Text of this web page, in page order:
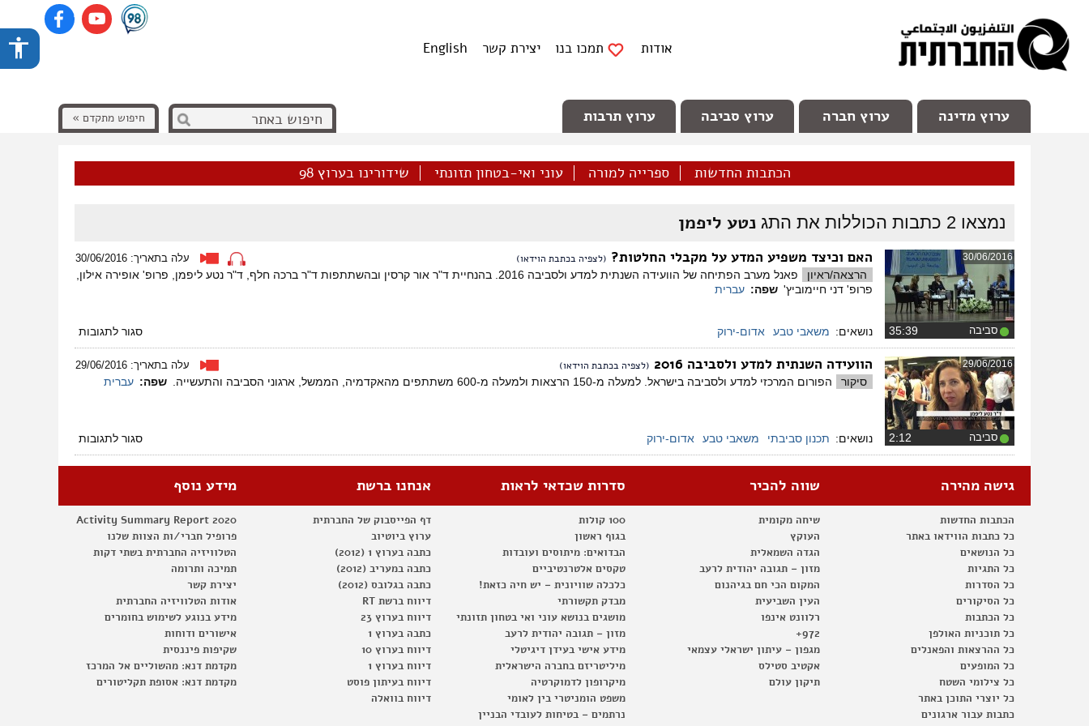
אודות תמכו בנו יצירת קשר English
ערוץ מדינה ערוץ חברה ערוץ סביבה ערוץ תרבות חיפוש מתקדם »
הכתבות החדשות ספרייה למורה עוני ואי-בטחון תזונתי שידורינו בערוץ 98
נמצאו 2 כתבות הכוללות את התג נטע ליפמן
30/06/2016
סביבה
האם וכיצד משפיע המדע על מקבלי החלטות? (לצפיה בכתבת הוידאו) עלה בתאריך: 30/06/2016
הרצאה/ראיון
פאנל מערב הפתיחה של הוועידה השנתית למדע ולסביבה 2016. בהנחיית ד"ר אור קרסין ובהשתתפות ד"ר ברכה חלף, ד"ר נטע ליפמן, פרופ' אופירה אילון,
פרופ' דני חיימוביץ' ​ שפה: עברית
נושאים: משאבי טבע אדום-ירוק סגור לתגובותעל
האם
וכיצד
29/06/2016
סביבה
הוועידה השנתית למדע ולסביבה 2016 (לצפיה בכתבת הוידאו) עלה בתאריך: 29/06/2016
סיקור הפורום המרכזי למדע ולסביבה בישראל. למעלה מ-150 הרצאות ולמעלה מ-600 משתתפים מהאקדמיה, הממשל, ארגוני הסביבה והתעשייה.​ שפה: עברית
נושאים: תכנון סביבתי משאבי טבע אדום-ירוק סגור לתגובותעל
הוועידה
השנתית
גישה מהירה
הכתבות החדשות
כל כתבות הווידאו באתר
כל הנושאים
כל התגיות
כל הסדרות
כל הסיקורים
כל הכתבות
כל תוכניות האולפן
כל ההרצאות והפאנלים
כל המופעים
כל צילומי השטח
כל יוצרי התוכן באתר
כתבות עבור ארגונים
שווה להכיר
שיחה מקומית
העוקץ
הגדה השמאלית
מזון – תגובה יהודית לרעב
המקום הכי חם בגיהנום
העין השביעית
רלוונט אינפו
972+
מגפון – עיתון ישראלי עצמאי
אקטיב סטילס
תיקון עולם
סדרות שכדאי לראות
100 קולות
בגוף ראשון
הבדואים: מיתוסים ועובדות
טקסים אלטרנטיביים
כלכלה שוויונית – יש חיה כזאת!
מבדק תקשורתי
מושגים בנושא עוני ואי בטחון תזונתי
מזון – תגובה יהודית לרעב
מידע אישי בעידן דיגיטלי
מיליטריזם בחברה הישראלית
מיקרופון לדמוקרטיה
משפט הומניטרי בין לאומי
נרתמים – בטיחות לעובדי הבניין
אנחנו ברשת
דף הפייסבוק של החברתית
ערוץ ביוטיוב
כתבה בערוץ 1 (2012)
כתבה במעריב (2012)
כתבה בגלובס (2012)
דיווח ברשת RT
דיווח בערוץ 23
כתבה בערוץ 1
דיווח בערוץ 10
דיווח בערוץ 1
דיווח בעיתון פוסט
דיווח בוואלה
מידע נוסף
Activity Summary Report 2020
פרופיל חברי/ות הצוות שלנו
הטלוויזיה החברתית בשתי דקות
תמיכה ותרומה
יצירת קשר
אודות הטלוויזיה החברתית
מידע בנוגע לשימוש בחומרים
אישורים ודוחות
שקיפות פיננסית
מקדמת דנא: מהשוליים אל המרכז
מקדמת דנא: אסופת תקליטורים